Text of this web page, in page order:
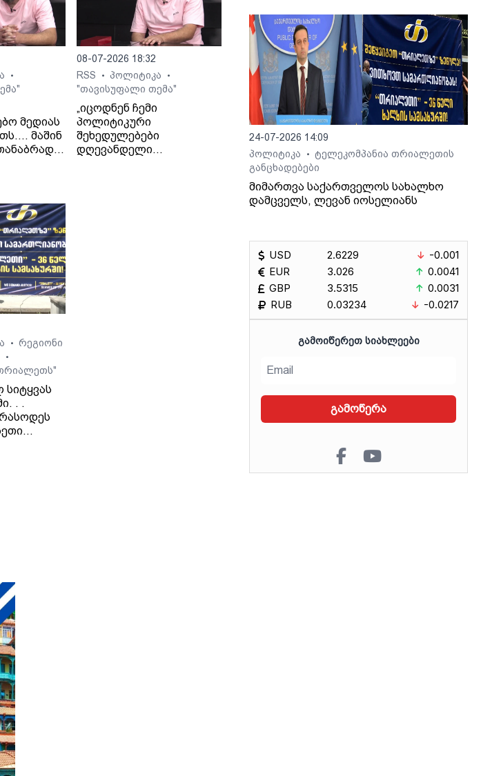
•
მედიას
მაშინ
08-07-2026 18:32
RSS
• პოლიტიკა •
"თავისუფალი თემა"
„იცოდნენ ჩემი
პოლიტიკური
შეხედულებები
დღევანდელი
• რეგიონი
•
სიტყვას
. .
24-07-2026 14:09
პოლიტიკა
•
ტელეკომპანია თრიალეთის
განცხადებები
მიმართვა საქართველოს სახალხო
დამცველს, ლევან იოსელიანს
USD
EUR
GBP
RUB
2.6229
3.026
3.5315
0.03234
-0.001
0.0041
0.0031
-0.0217
ᲒᲐᲛᲝᲘᲬᲔᲠᲔᲗ ᲡᲘᲐᲮᲚᲔᲔᲑᲘ
გამოწერა